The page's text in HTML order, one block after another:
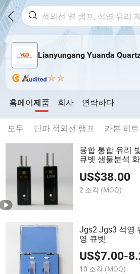
Lianyungang Yuanda
홈페이지제품 회사 연락하다
모두 단파 적외선 램프 카본 히
융합 통합 유리
큐벳 생물분석
US$38.00
2 조각 (MOQ)
Jgs2 Jgs3 석영
영 큐벳
US$7.00-
10 조각 (MOQ)